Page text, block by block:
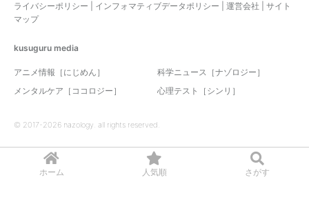
ホーム 人気順 さがす
ライバシーポリシー
インフォマティブデータポリシー 運営会社
サイト
マップ
kusuguru media
アニメ情報［にじめん］
科学ニュース［ナゾロジー］
メンタルケア［ココロジー］
心理テスト［シンリ］
© 2017-2026 nazology. all rights reserved.